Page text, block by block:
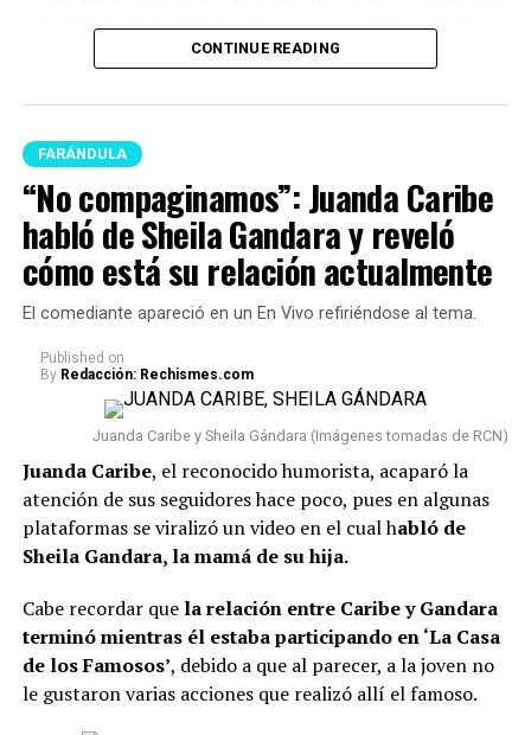
logrado que pasara su condena en la Escuela de
Buen Pastor, ahora nuevamente será enviada a un
centro carcelario.
Es preciso señalar que esta decisión hace parte de
nuevosmovimientos que está realizando el Gobierno
respecto a todo el sistema carcelario del país.Esta
medida ha generado diferentes reacciones,
especialmente por tratarse de una figura ampliamente
conocida en Colombia y cuyo caso ha llamado la
atención desde el momento en que fue condenada.
Lee también: “¿Qué le pasó en la cara?”:
Seguidores ante una nueva foto que se conoció de
Epa Colombia desde prisión
Conviene señalar queEpa Colombia no ha sido la
única que se vio involucrada en esta situación.Según
la información conocida, fueron en total 103 presos los
que fueron trasladados a diferentes prisiones. Además,
El Tiempo reveló que, entre estos, se encuentran
algunos “capos” que participaron en el denominado
‘tarimazo’ de Medellín.
CONTINUE READING
FARÁNDULA
“No compaginamos”: Juanda Caribe
habló de Sheila Gandara y reveló
cómo está su relación actualmente
El comediante apareció en un En Vivo refiriéndose al tema.
Published on
By Redacción: Rechismes.com
Juanda Caribe y Sheila Gándara (Imágenes tomadas de RCN)
Juanda Caribe, el reconocido humorista, acaparó la
atención de sus seguidores hace poco, pues en algunas
plataformas se viralizó un video en el cual habló de
Sheila Gandara, la mamá de su hija.
Cabe recordar que la relación entre Caribe y Gandara
terminó mientras él estaba participando en ‘La Casa
de los Famosos’, debido a que al parecer, a la joven no
le gustaron varias acciones que realizó allí el famoso.